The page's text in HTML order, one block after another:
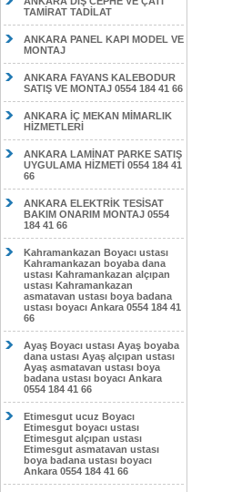
TAMİRAT TADİLAT
ANKARA PANEL KAPI MODEL VE
MONTAJ
ANKARA FAYANS KALEBODUR
SATIŞ VE MONTAJ 0554 184 41 66
ANKARA İÇ MEKAN MİMARLIK
HİZMETLERİ
ANKARA LAMİNAT PARKE SATIŞ
UYGULAMA HİZMETİ 0554 184 41
66
ANKARA ELEKTRİK TESİSAT
BAKIM ONARIM MONTAJ 0554
184 41 66
Kahramankazan Boyacı ustası
Kahramankazan boyaba dana
ustası Kahramankazan alçıpan
ustası Kahramankazan
asmatavan ustası boya badana
ustası boyacı Ankara 0554 184 41
66
Ayaş Boyacı ustası Ayaş boyaba
dana ustası Ayaş alçıpan ustası
Ayaş asmatavan ustası boya
badana ustası boyacı Ankara
0554 184 41 66
Etimesgut ucuz Boyacı
Etimesgut boyacı ustası
Etimesgut alçıpan ustası
Etimesgut asmatavan ustası
boya badana ustası boyacı
Ankara 0554 184 41 66